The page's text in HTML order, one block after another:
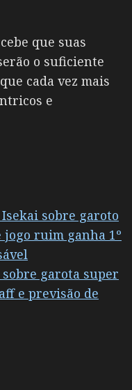
que suas
o suficiente
cada vez mais
e
sobre garoto
ruim ganha 1º
garota super
e previsão de